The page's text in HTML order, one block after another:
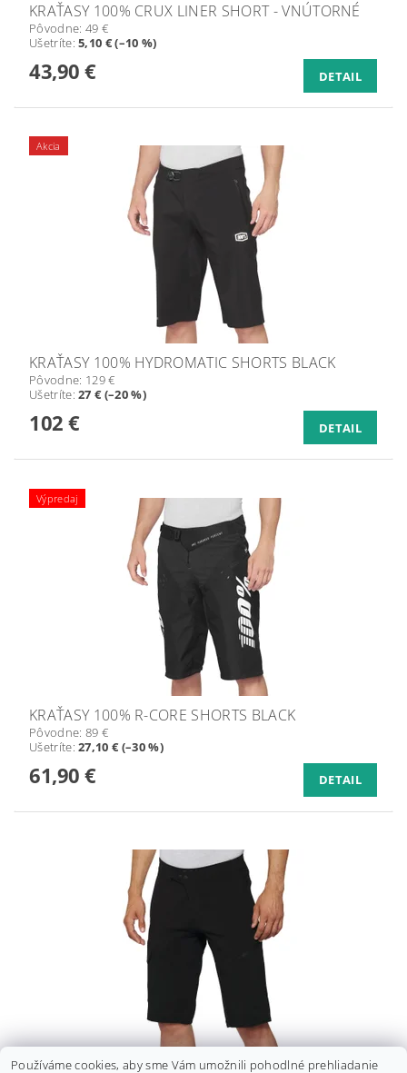
KRAŤASY 100% CRUX LINER SHORT - VNÚTORNÉ
Pôvodne: 49 €
Ušetríte:5,10 € (–10 %)
43,90 € DETAIL
Akcia
KRAŤASY 100% HYDROMATIC SHORTS BLACK
Pôvodne: 129 €
Ušetríte:27 € (–20 %)
102 € DETAIL
Výpredaj
KRAŤASY 100% R-CORE SHORTS BLACK
Pôvodne: 89 €
Ušetríte:27,10 € (–30 %)
61,90 € DETAIL
KRAŤASY 100% RIDECAMP SHORTS BLACK
Používáme cookies, aby sme Vám umožnili pohodlné prehliadanie